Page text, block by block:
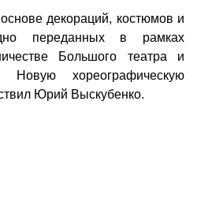
декораций, костюмов и
переданных в рамках
Большого театра и
Новую хореографическую
Юрий Выскубенко.